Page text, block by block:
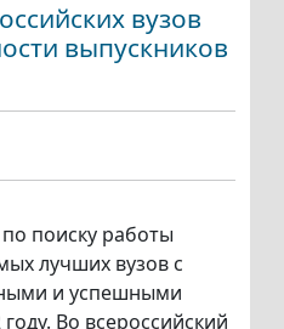
вузов
выпускников
поиску работы
лучших вузов с
и успешными
Во всероссийский